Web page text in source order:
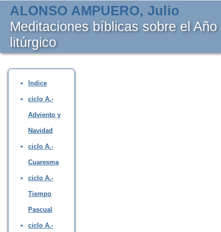
ALONSO AMPUERO, Julio
Meditaciones bíblicas sobre el Año
litúrgico
Indice
ciclo A.-
Adviento y
Navidad
ciclo A.-
Cuaresma
ciclo A.-
Tiempo
Pascual
ciclo A.-